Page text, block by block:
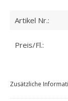
Artikel Nr.:
Preis/Fl.:
Zusätzliche